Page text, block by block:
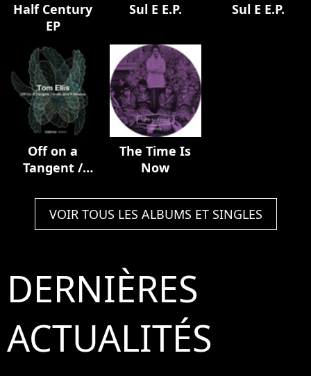
Half Century
EP
Sul E E.P. Sul E E.P.
Off on a
Tangent /
Reason
The Time Is
Now
VOIR TOUS LES ALBUMS ET SINGLES
DERNIÈRES
ACTUALITÉS